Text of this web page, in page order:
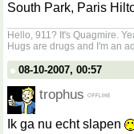
South Park, Paris
Hello, 911? It's Quagmire.
Hugs are drugs and I'm an
08-10-2007, 00:57
trophus
Ik ga nu echt slapen